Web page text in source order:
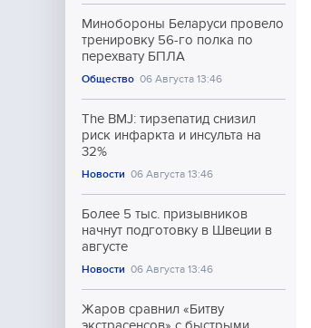
Минобороны Беларуси провело
тренировку 56-го полка по
перехвату БПЛА
Общество 06 Августа 13:46
The BMJ: тирзепатид снизил
риск инфаркта и инсульта на
32%
Новости 06 Августа 13:46
Более 5 тыс. призывников
начнут подготовку в Швеции в
августе
Новости 06 Августа 13:46
Жаров сравнил «Битву